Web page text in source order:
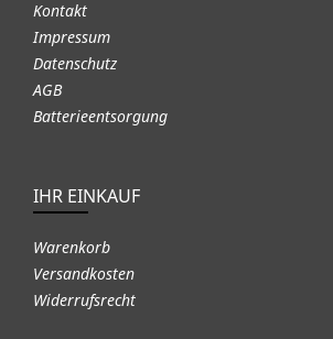
Kontakt
Impressum
Datenschutz
AGB
Batterieentsorgung
IHR EINKAUF
Warenkorb
Versandkosten
Widerrufsrecht